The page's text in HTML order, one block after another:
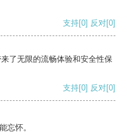
支持[0] 反对[0]
了无限的流畅体验和安全性保
支持[0] 反对[0]
忘怀。